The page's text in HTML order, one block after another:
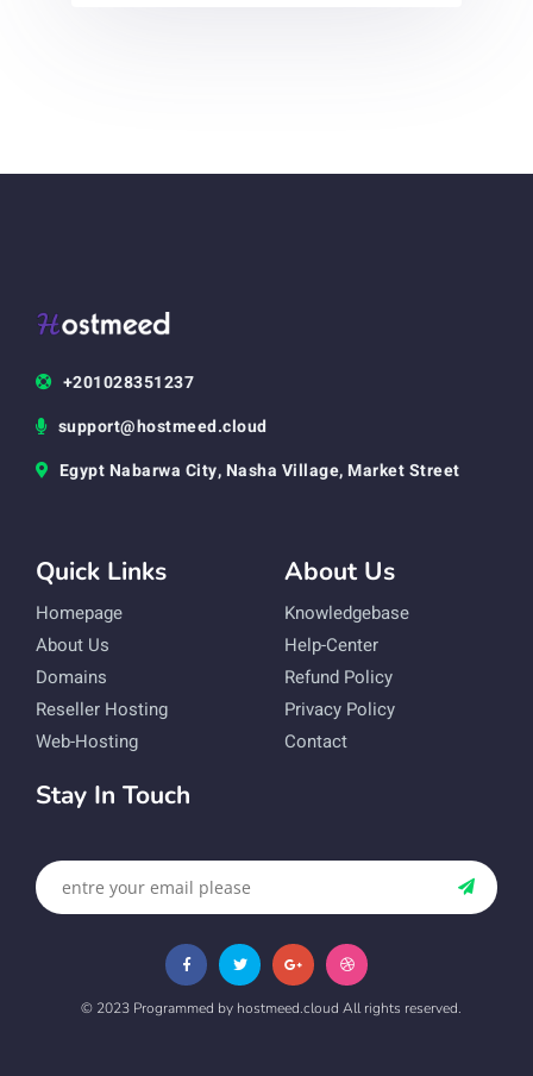
+201028351237
support@hostmeed.cloud
Egypt Nabarwa City, Nasha Village, Market Street
Quick Links
Homepage
About Us
Domains
Reseller Hosting
Web-Hosting
About Us
Knowledgebase
Help-Center
Refund Policy
Privacy Policy
Contact
Stay In Touch
© 2023 Programmed by hostmeed.cloud All rights reserved.